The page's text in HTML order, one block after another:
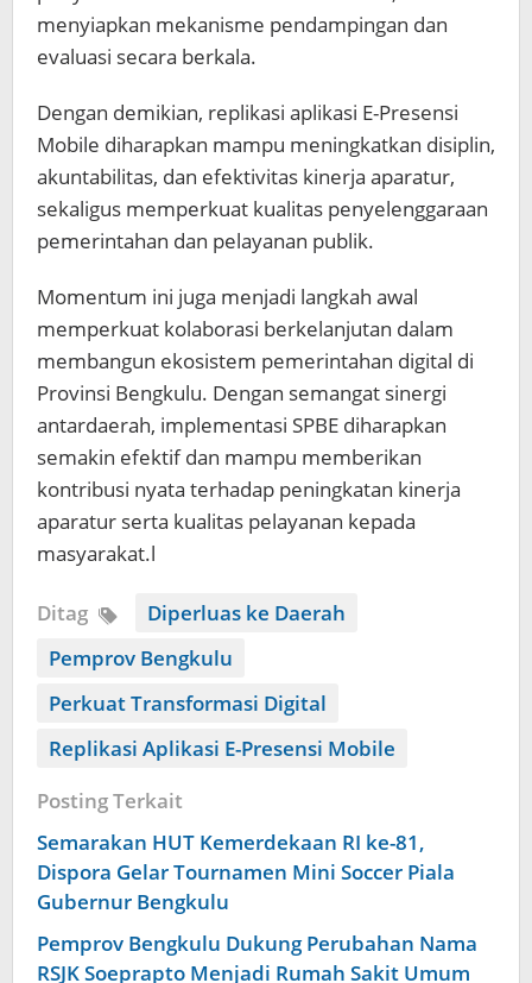
menyiapkan mekanisme pendampingan dan
evaluasi secara berkala.
Dengan demikian, replikasi aplikasi E-Presensi
Mobile diharapkan mampu meningkatkan disiplin,
akuntabilitas, dan efektivitas kinerja aparatur,
sekaligus memperkuat kualitas penyelenggaraan
pemerintahan dan pelayanan publik.
Momentum ini juga menjadi langkah awal
memperkuat kolaborasi berkelanjutan dalam
membangun ekosistem pemerintahan digital di
Provinsi Bengkulu. Dengan semangat sinergi
antardaerah, implementasi SPBE diharapkan
semakin efektif dan mampu memberikan
kontribusi nyata terhadap peningkatan kinerja
aparatur serta kualitas pelayanan kepada
masyarakat.l
Ditag
Diperluas ke Daerah
Pemprov Bengkulu
Perkuat Transformasi Digital
Replikasi Aplikasi E-Presensi Mobile
Posting Terkait
Semarakan HUT Kemerdekaan RI ke-81,
Dispora Gelar Tournamen Mini Soccer Piala
Gubernur Bengkulu
Pemprov Bengkulu Dukung Perubahan Nama
RSJK Soeprapto Menjadi Rumah Sakit Umum